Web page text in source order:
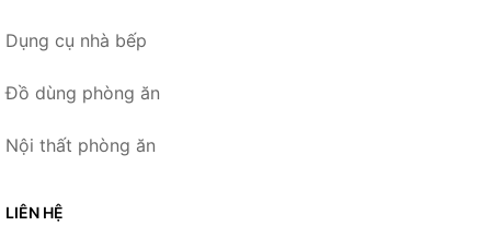
Dụng cụ nhà bếp
Đồ dùng phòng ăn
Nội thất phòng ăn
LIÊN HỆ